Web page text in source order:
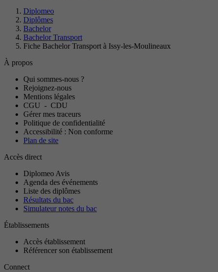
Diplomeo
Diplômes
Bachelor
Bachelor Transport
Fiche Bachelor Transport à Issy-les-Moulineaux
À propos
Qui sommes-nous ?
Rejoignez-nous
Mentions légales
CGU - CDU
Gérer mes traceurs
Politique de confidentialité
Accessibilité : Non conforme
Plan de site
Accès direct
Diplomeo Avis
Agenda des événements
Liste des diplômes
Résultats du bac
Simulateur notes du bac
Établissements
Accès établissement
Référencer son établissement
Connect